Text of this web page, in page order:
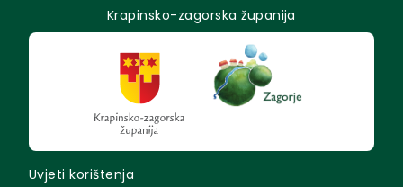
Krapinsko-zagorska županija
Uvjeti korištenja